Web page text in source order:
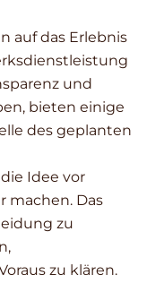
auf das Erlebnis
und
bieten einige
des geplanten
Idee vor
machen. Das
zu
zu klären.